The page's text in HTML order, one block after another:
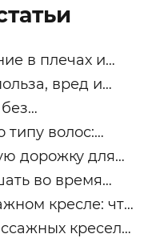
в плечах и
дня
вред и
занятиям
типу волос:
и
дорожку для
во время
кардиокресле: что
кресел